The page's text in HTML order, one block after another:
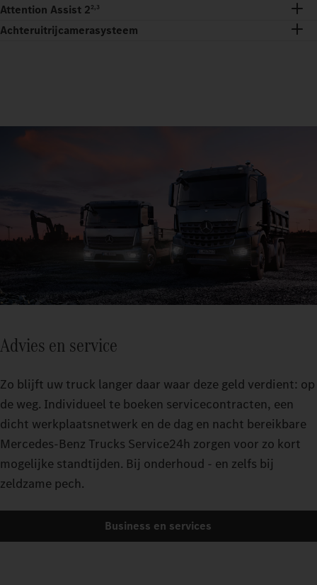
Attention Assist 22,3
Achteruitrijcamerasysteem
Advies en service
Zo blijft uw truck langer daar waar deze geld verdient: op
de weg. Individueel te boeken servicecontracten, een
dicht werkplaatsnetwerk en de dag en nacht bereikbare
Mercedes-Benz Trucks Service24h zorgen voor zo kort
mogelijke standtijden. Bij onderhoud - en zelfs bij
zeldzame pech.
Business en services